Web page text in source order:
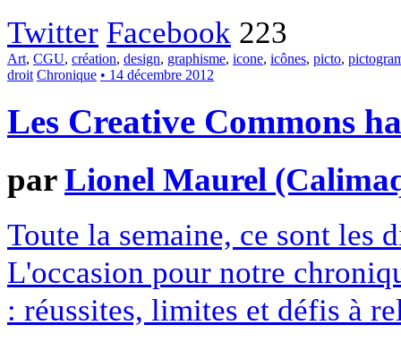
Twitter Facebook 223
Art, CGU, création, design, graphisme, icone, icônes, picto,
droit Chronique • 14 décembre 2012
Les Creative Commons
parLionel Maurel
Toute la semaine, ce sont les
L'occasion pour notre
: réussites, limites et défis à